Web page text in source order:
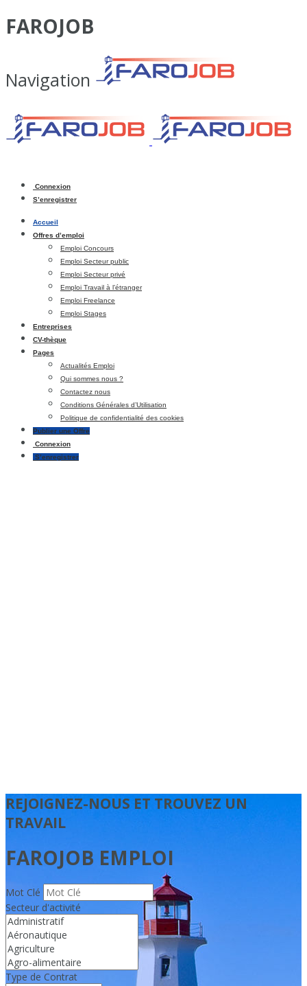
FAROJOB
Navigation
Connexion
S’enregistrer
Accueil
Offres d’emploi
Emploi Concours
Emploi Secteur public
Emploi Secteur privé
Emploi Travail à l’étranger
Emploi Freelance
Emploi Stages
Entreprises
CV-thèque
Pages
Actualités Emploi
Qui sommes nous ?
Contactez nous
Conditions Générales d’Utilisation
Politique de confidentialité des cookies
Publier une Offre
Connexion
S’enregistrer
REJOIGNEZ-NOUS ET TROUVEZ UN
TRAVAIL
FAROJOB EMPLOI
Mot Clé
Secteur d'activité
Type de Contrat